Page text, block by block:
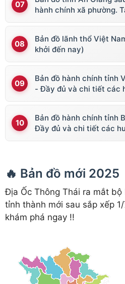
hành chính xã phường.
Bản đồ lãnh thổ Việt
khởi đến nay)
Bản đồ hành chính tỉnh
- Đầy đủ và chi tiết các
Bản đồ hành chính tỉnh
Đầy đủ và chi tiết các
🔥 Bản đồ mới 2025
Địa Ốc Thông Thái ra mắt
tỉnh thành mới sau sắp xếp
khám phá ngay !!